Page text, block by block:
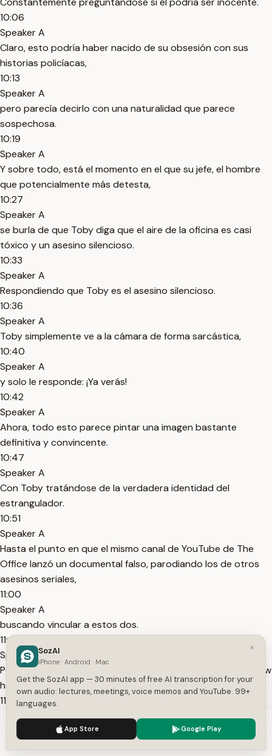
10:06
Speaker A
Claro, esto podría haber nacido de su obsesión con sus
historias policíacas,
10:13
Speaker A
pero parecía decirlo con una naturalidad que parece
sospechosa.
10:19
Speaker A
Y sobre todo, está el momento en el que su jefe, el hombre
que potencialmente más detesta,
10:27
Speaker A
se burla de que Toby diga que el aire de la oficina es casi
tóxico y un asesino silencioso.
10:33
Speaker A
Respondiendo que Toby es el asesino silencioso.
10:36
Speaker A
Toby simplemente ve a la cámara de forma sarcástica,
10:40
Speaker A
y solo le responde: ¡Ya verás!
10:42
Speaker A
Ahora, todo esto parece pintar una imagen bastante
definitiva y convincente.
10:47
Speaker A
Con Toby tratándose de la verdadera identidad del
estrangulador.
10:51
Speaker A
Hasta el punto en que el mismo canal de YouTube de The
Office lanzó un documental falso, parodiando los de otros
asesinos seriales,
11:00
Speaker A
buscando vincular a estos dos.
11:04
Speaker A
Pero solo tenemos un problema, y es que, desde que el show
ha terminado,
11:11
Speaker A
múltiples miembros del cast han confirmado que estamos
We use cookies to enhance your experience.
×
SozAI
iPhone · Android · Mac
Get the SozAI app — 30 minutes of free AI transcription for your
own audio: lectures, meetings, voice memos and YouTube. 99+
languages.
App Store Google Play